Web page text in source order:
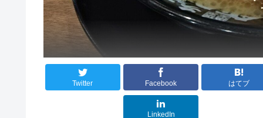
Twitter Facebook はてブ
LinkedIn